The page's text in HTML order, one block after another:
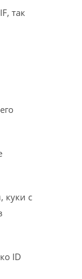
так
куки с
ID